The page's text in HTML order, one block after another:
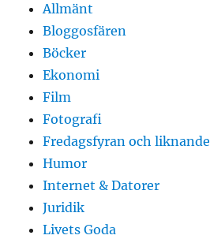
Allmänt
Bloggosfären
Böcker
Ekonomi
Film
Fotografi
Fredagsfyran och liknande
Humor
Internet & Datorer
Juridik
Livets Goda